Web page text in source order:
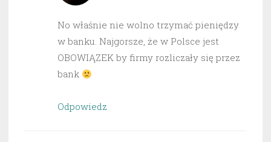
No właśnie nie wolno trzymać pieniędzy
w banku. Najgorsze, że w Polsce jest
OBOWIĄZEK by firmy rozliczały się przez
bank
Odpowiedz